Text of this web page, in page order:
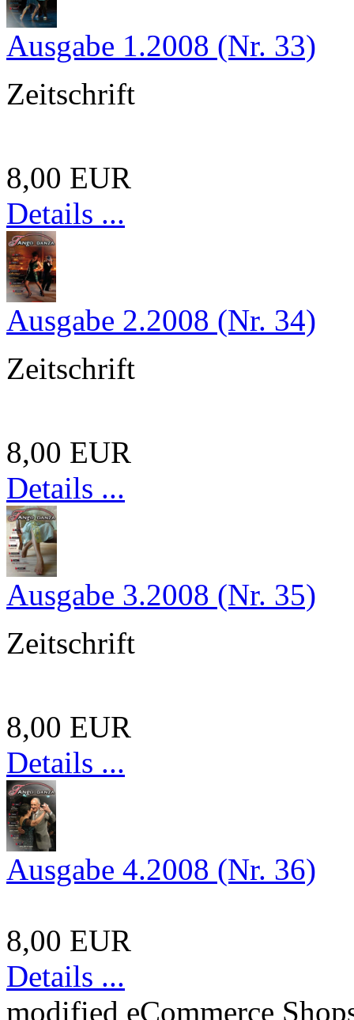
Ausgabe 1.2008 (Nr. 33)
Zeitschrift
8,00 EUR
Details ...
Ausgabe 2.2008 (Nr. 34)
Zeitschrift
8,00 EUR
Details ...
Ausgabe 3.2008 (Nr. 35)
Zeitschrift
8,00 EUR
Details ...
Ausgabe 4.2008 (Nr. 36)
8,00 EUR
Details ...
modified eCommerce